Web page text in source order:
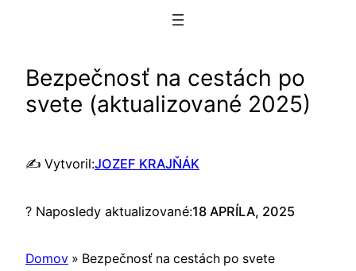
Bezpečnosť na cestách po
svete (aktualizované 2025)
✍️ Vytvoril:JOZEF KRAJŇÁK
? Naposledy aktualizované:18 APRÍLA, 2025
Domov » Bezpečnosť na cestách po svete